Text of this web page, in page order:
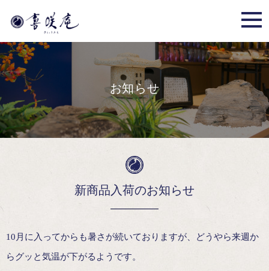
お知らせ
新商品入荷のお知らせ
10月に入ってからも暑さが続いておりますが、どうやら来週か
らグッと気温が下がるようです。